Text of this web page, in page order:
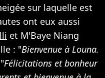
sur laquelle est
ont eux aussi
et M'Baye Niang
: "Bienvenue à Louna.
Félicitations et bonheur